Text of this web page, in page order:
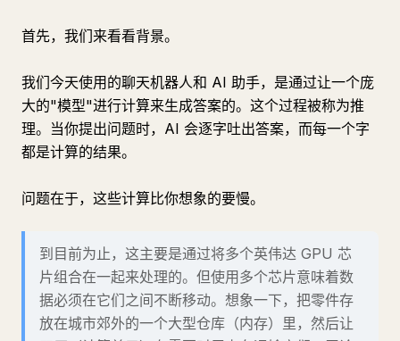
首先，我们来看看背景。
我们今天使用的聊天机器人和 AI 助手，是通过让一个庞
大的"模型"进行计算来生成答案的。这个过程被称为推
理。当你提出问题时，AI 会逐字吐出答案，而每一个字
都是计算的结果。
问题在于，这些计算比你想象的要慢。
到目前为止，这主要是通过将多个英伟达 GPU 芯
片组合在一起来处理的。但使用多个芯片意味着数
据必须在它们之间不断移动。想象一下，把零件存
放在城市郊外的一个大型仓库（内存）里，然后让